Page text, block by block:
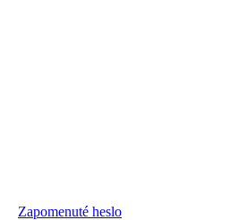
Zapomenuté heslo